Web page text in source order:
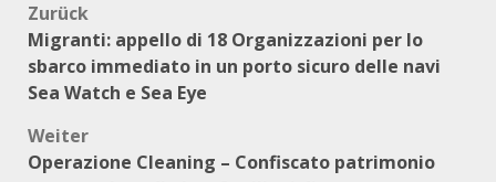
Beitragsnavigation
Zurück
Migranti: appello di 18 Organizzazioni per lo
sbarco immediato in un porto sicuro delle navi
Sea Watch e Sea Eye
Weiter
Operazione Cleaning – Confiscato patrimonio